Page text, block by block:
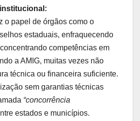
o papel de órgãos como o
estaduais, enfraquecendo
competências em
a AMIG, muitas vezes não
técnica ou financeira suficiente.
sem garantias técnicas
“concorrência
estados e municípios.